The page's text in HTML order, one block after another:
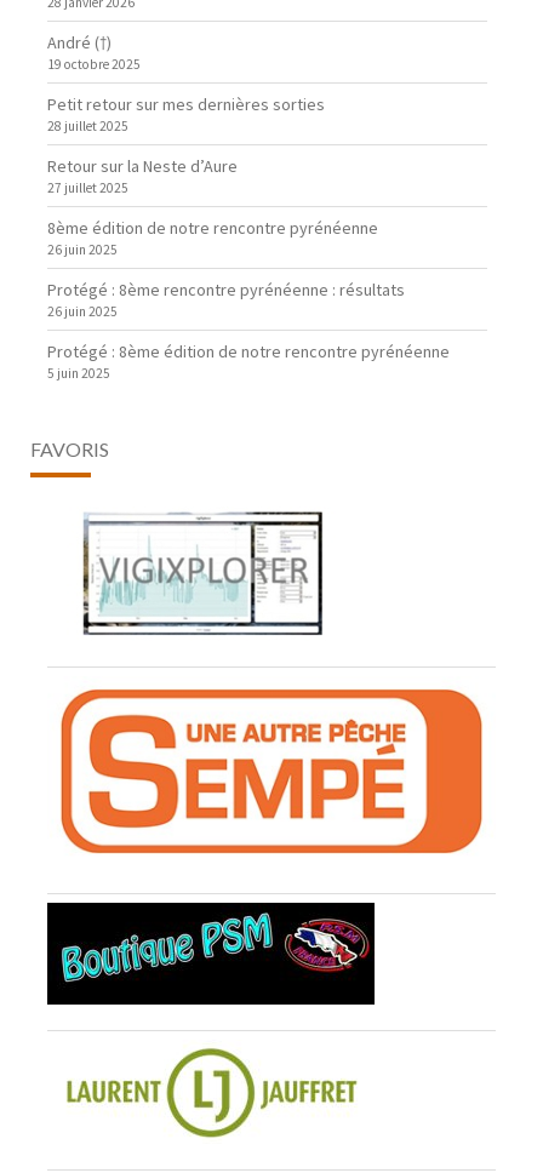
André (†)
19 octobre 2025
Petit retour sur mes dernières sorties
28 juillet 2025
Retour sur la Neste d’Aure
27 juillet 2025
8ème édition de notre rencontre pyrénéenne
26 juin 2025
Protégé : 8ème rencontre pyrénéenne : résultats
26 juin 2025
Protégé : 8ème édition de notre rencontre pyrénéenne
5 juin 2025
FAVORIS